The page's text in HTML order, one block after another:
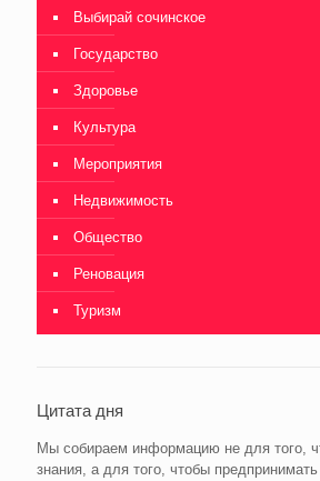
Выбирай сочинское
Государство
Здоровье
Культура
Мероприятия
Недвижимость
Общество
Реновация
Туризм
Цитата дня
Мы собираем информацию не для того,
знания, а для того, чтобы